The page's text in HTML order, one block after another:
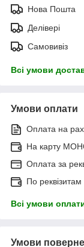
Нова Пошта
Делівері
Самовивіз
Всі умови
Умови оплати
Оплата на
На карту
Оплата за
По
Всі умови
Умови